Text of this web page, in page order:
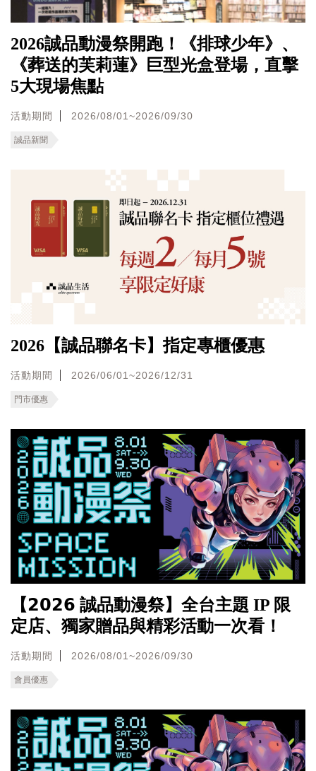
2026誠品動漫祭開跑！《排球少年》、
《葬送的芙莉蓮》巨型光盒登場，直擊
5大現場焦點
活動期間 2026/08/01~2026/09/30
誠品新聞
2026【誠品聯名卡】指定專櫃優惠
活動期間 2026/06/01~2026/12/31
門市優惠
【𝟮𝟬𝟮𝟲 誠品動漫祭】全台主題 IP 限
定店、獨家贈品與精彩活動一次看！
活動期間 2026/08/01~2026/09/30
會員優惠